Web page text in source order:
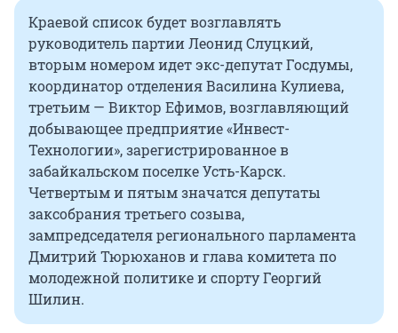
Краевой список будет возглавлять
руководитель партии Леонид Слуцкий,
вторым номером идет экс-депутат Госдумы,
координатор отделения Василина Кулиева,
третьим — Виктор Ефимов, возглавляющий
добывающее предприятие «Инвест-
Технологии», зарегистрированное в
забайкальском поселке Усть-Карск.
Четвертым и пятым значатся депутаты
заксобрания третьего созыва,
зампредседателя регионального парламента
Дмитрий Тюрюханов и глава комитета по
молодежной политике и спорту Георгий
Шилин.